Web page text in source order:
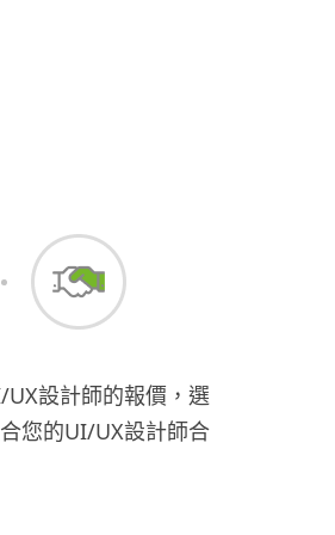
UX設計師的報價，選
您的UI/UX設計師合